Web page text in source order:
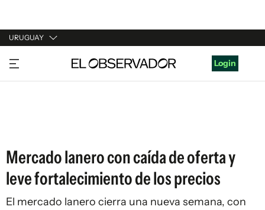
URUGUAY
URUGUAY
ARGENTINA
Login
Mercado lanero con caída de oferta y
leve fortalecimiento de los precios
El mercado lanero cierra una nueva semana, con